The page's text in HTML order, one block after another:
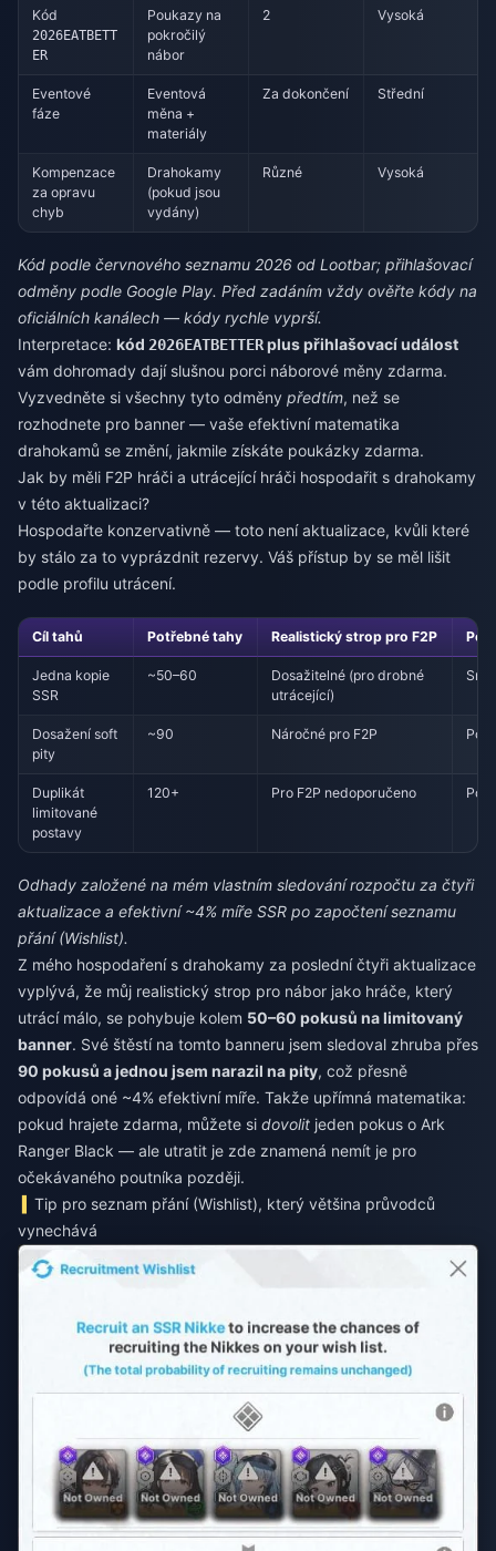
Kód
2026EATBETT
ER
Poukazy na
pokročilý
nábor
2 Vysoká
Eventové
fáze
Eventová
měna +
materiály
Za dokončení Střední
Kompenzace
za opravu
chyb
Drahokamy
(pokud jsou
vydány)
Různé Vysoká
Kód podle červnového seznamu 2026 od Lootbar; přihlašovací
odměny podle Google Play. Před zadáním vždy ověřte kódy na
oficiálních kanálech — kódy rychle vyprší.
Interpretace: kód 2026EATBETTERplus přihlašovací událost
vám dohromady dají slušnou porci náborové měny zdarma.
Vyzvedněte si všechny tyto odměny předtím, než se
rozhodnete pro banner — vaše efektivní matematika
drahokamů se změní, jakmile získáte poukázky zdarma.
Jak by měli F2P hráči a utrácející hráči hospodařit s drahokamy
v této aktualizaci?
Hospodařte konzervativně — toto není aktualizace, kvůli které
by stálo za to vyprázdnit rezervy. Váš přístup by se měl lišit
podle profilu utrácení.
Cíl tahů Potřebné tahy Realistický strop pro F2P
Jedna kopie
SSR
~50–60
Dosažitelné (pro drobné
utrácející)
Dosažení soft
pity
~90 Náročné pro F2P
Duplikát
limitované
postavy
120+ Pro F2P nedoporučeno
Odhady založené na mém vlastním sledování rozpočtu za čtyři
aktualizace a efektivní ~4% míře SSR po započtení seznamu
přání (Wishlist).
Z mého hospodaření s drahokamy za poslední čtyři aktualizace
vyplývá, že můj realistický strop pro nábor jako hráče, který
utrácí málo, se pohybuje kolem 50–60 pokusů na limitovaný
banner. Své štěstí na tomto banneru jsem sledoval zhruba přes
90 pokusů a jednou jsem narazil na pity, což přesně
odpovídá oné ~4% efektivní míře. Takže upřímná matematika:
pokud hrajete zdarma, můžete si dovolit jeden pokus o Ark
Ranger Black — ale utratit je zde znamená nemít je pro
očekávaného poutníka později.
Tip pro seznam přání (Wishlist), který většina průvodců
vynechává